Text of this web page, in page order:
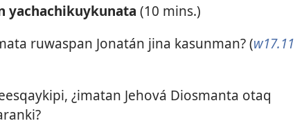
yachachikuykunata (10 mins.)
ruwaspan Jonatán jina kasunman? (w17.11
¿imatan Jehová Diosmanta otaq